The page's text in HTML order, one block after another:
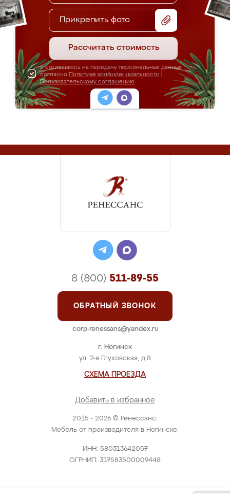
Прикрепить фото
Рассчитать стоимость
Я соглашаюсь на передачу персональных данных
согласно Политике конфиденциальности
Пользовательскому соглашению
2015 - 2026 © Ренессанс.
Мебель от производителя в Ногинске.
ИНН: 580313642057
ОГРНИП: 317583500009448
г. Ногинск
ул. 2-я Глуховская, д.8
СХЕМА ПРОЕЗДА
Добавить в избранное
8 (800) 511-89-55
ОБРАТНЫЙ ЗВОНОК
corp-renessans@yandex.ru